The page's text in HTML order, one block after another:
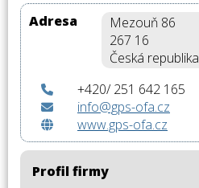
Adresa
Mezouň 86
267 16
Česká republika
+420/ 251 642 165
info@gps-ofa.cz
www.gps-ofa.cz
Profil firmy